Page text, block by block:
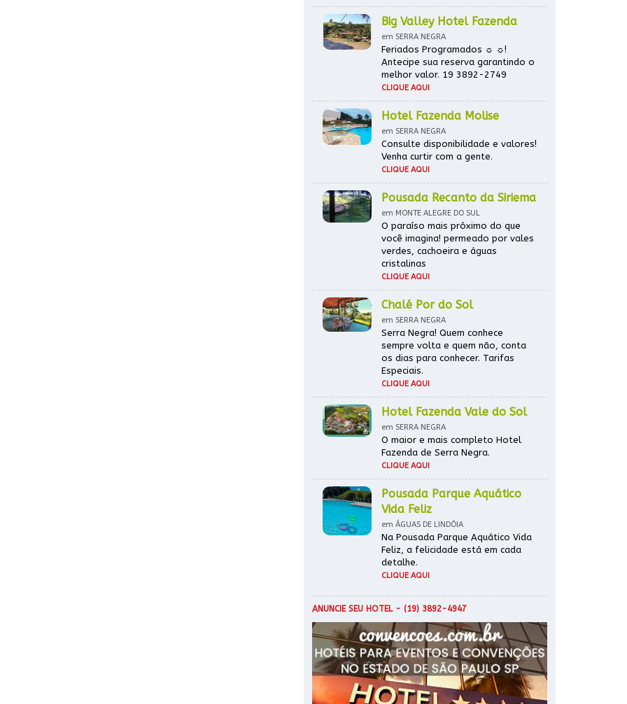
Big Valley Hotel Fazenda
em SERRA NEGRA
Feriados Programados ☼ ☼!
Antecipe sua reserva garantindo o
melhor valor. 19 3892-2749
CLIQUE AQUI
Hotel Fazenda Molise
em SERRA NEGRA
Consulte disponibilidade e valores!
Venha curtir com a gente.
CLIQUE AQUI
Pousada Recanto da Siriema
em MONTE ALEGRE DO SUL
O paraíso mais próximo do que
você imagina! permeado por vales
verdes, cachoeira e águas
cristalinas
CLIQUE AQUI
Chalé Por do Sol
em SERRA NEGRA
Serra Negra! Quem conhece
sempre volta e quem não, conta
os dias para conhecer. Tarifas
Especiais.
CLIQUE AQUI
Hotel Fazenda Vale do Sol
em SERRA NEGRA
O maior e mais completo Hotel
Fazenda de Serra Negra.
CLIQUE AQUI
Pousada Parque Aquático
Vida Feliz
em ÁGUAS DE LINDÓIA
Na Pousada Parque Aquático Vida
Feliz, a felicidade está em cada
detalhe.
CLIQUE AQUI
ANUNCIE SEU HOTEL- (19) 3892-4947